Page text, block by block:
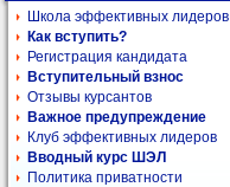
Школа эффективных лидеров
Как вступить?
Регистрация кандидата
Вступительный взнос
Отзывы курсантов
Важное предупреждение
Клуб эффективных лидеров
Вводный курс ШЭЛ
Политика приватности